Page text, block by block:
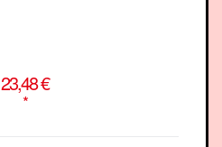
23,48 €
*